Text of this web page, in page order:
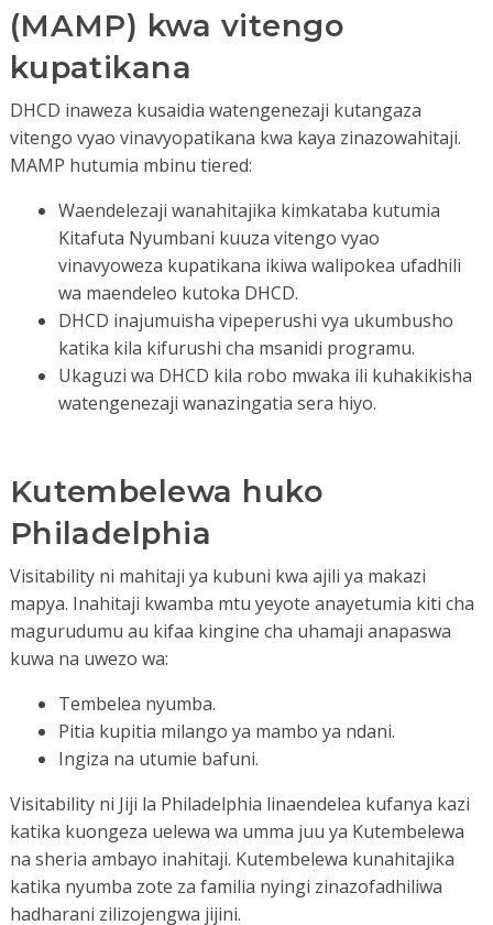
(MAMP) kwa vitengo
kupatikana
DHCD inaweza kusaidia watengenezaji kutangaza
vitengo vyao vinavyopatikana kwa kaya zinazowahitaji.
MAMP hutumia mbinu tiered:
Waendelezaji wanahitajika kimkataba kutumia
Kitafuta Nyumbani kuuza vitengo vyao
vinavyoweza kupatikana ikiwa walipokea ufadhili
wa maendeleo kutoka DHCD.
DHCD inajumuisha vipeperushi vya ukumbusho
katika kila kifurushi cha msanidi programu.
Ukaguzi wa DHCD kila robo mwaka ili kuhakikisha
watengenezaji wanazingatia sera hiyo.
Kutembelewa huko
Philadelphia
Visitability ni mahitaji ya kubuni kwa ajili ya makazi
mapya. Inahitaji kwamba mtu yeyote anayetumia kiti cha
magurudumu au kifaa kingine cha uhamaji anapaswa
kuwa na uwezo wa:
Tembelea nyumba.
Pitia kupitia milango ya mambo ya ndani.
Ingiza na utumie bafuni.
Visitability ni Jiji la Philadelphia linaendelea kufanya kazi
katika kuongeza uelewa wa umma juu ya Kutembelewa
na sheria ambayo inahitaji. Kutembelewa kunahitajika
katika nyumba zote za familia nyingi zinazofadhiliwa
hadharani zilizojengwa jijini.